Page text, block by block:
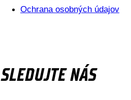
Ochrana osobných údajov
SLEDUJTE NÁS